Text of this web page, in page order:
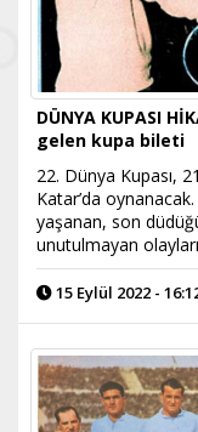
DÜNYA KUPASI
gelen kupa bileti
22. Dünya Kupası,
Katar’da
yaşanan, son
unutulmayan
15 Eylül 2022 -